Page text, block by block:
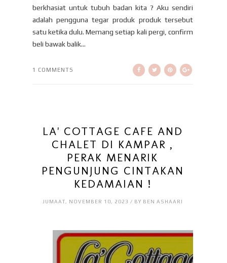
berkhasiat untuk tubuh badan kita ? Aku sendiri
adalah pengguna tegar produk produk tersebut
satu ketika dulu. Memang setiap kali pergi, confirm
beli bawak balik...
1 COMMENTS
LA' COTTAGE CAFE AND
CHALET DI KAMPAR ,
PERAK MENARIK
PENGUNJUNG CINTAKAN
KEDAMAIAN !
JUMAAT, NOVEMBER 10, 2023 / BY BEN ASHAARI